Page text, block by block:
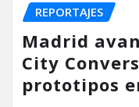
REPORTAJES
Madrid
City
prototipos